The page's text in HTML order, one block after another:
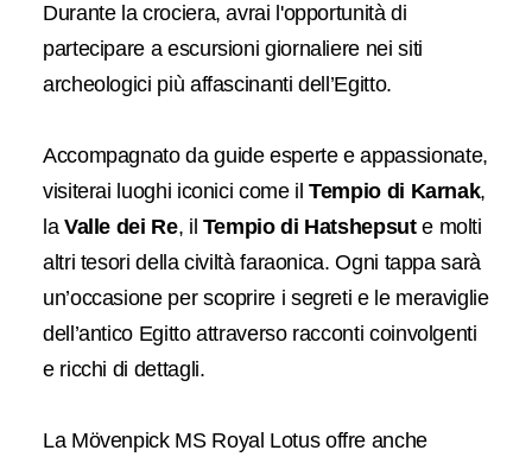
Durante la crociera, avrai l'opportunità di
partecipare a escursioni giornaliere nei siti
archeologici più affascinanti dell’Egitto.
Accompagnato da guide esperte e appassionate,
visiterai luoghi iconici come ilTempio di Karnak,
la Valle dei Re, il Tempio di Hatshepsute molti
altri tesori della civiltà faraonica. Ogni tappa sarà
un’occasione per scoprire i segreti e le meraviglie
dell’antico Egitto attraverso racconti coinvolgenti
e ricchi di dettagli.
La Mövenpick MS Royal Lotus offre anche